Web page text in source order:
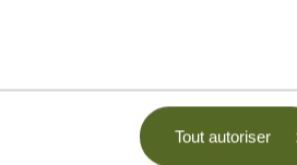
Tout autoriser